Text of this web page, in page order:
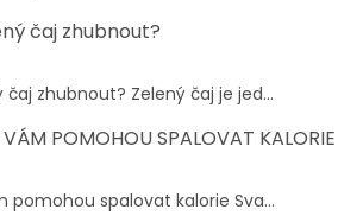
čaj zhubnout?
zhubnout? Zelený čaj je jed...
VÁM POMOHOU SPALOVAT KALORIE
pomohou spalovat kalorie Sva...